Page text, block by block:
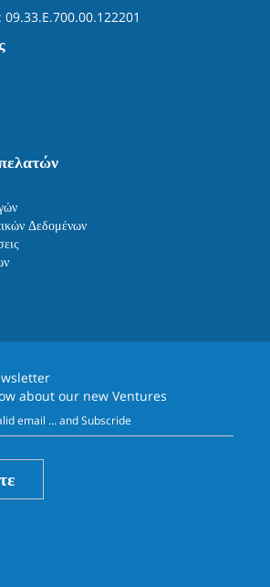
Δεδομένων
about our new Ventures